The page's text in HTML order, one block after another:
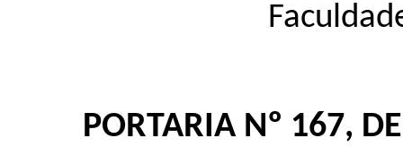
PORTARIA Nº 167,